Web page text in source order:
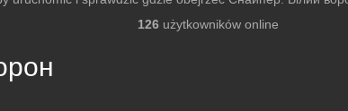
126użytkowników online